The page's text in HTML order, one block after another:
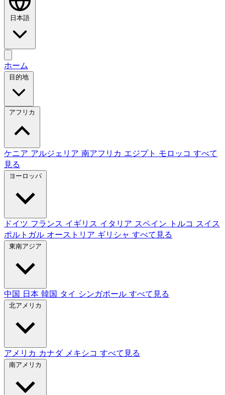
日本語
ホーム
目的地
アフリカ
ケニア アルジェリア 南アフリカ エジプト モロッコ すべて
見る
ヨーロッパ
ドイツ フランス イギリス イタリア スペイン トルコ スイス
ポルトガル オーストリア ギリシャ すべて見る
東南アジア
中国 日本 韓国 タイ シンガポール すべて見る
北アメリカ
アメリカ カナダ メキシコ すべて見る
南アメリカ